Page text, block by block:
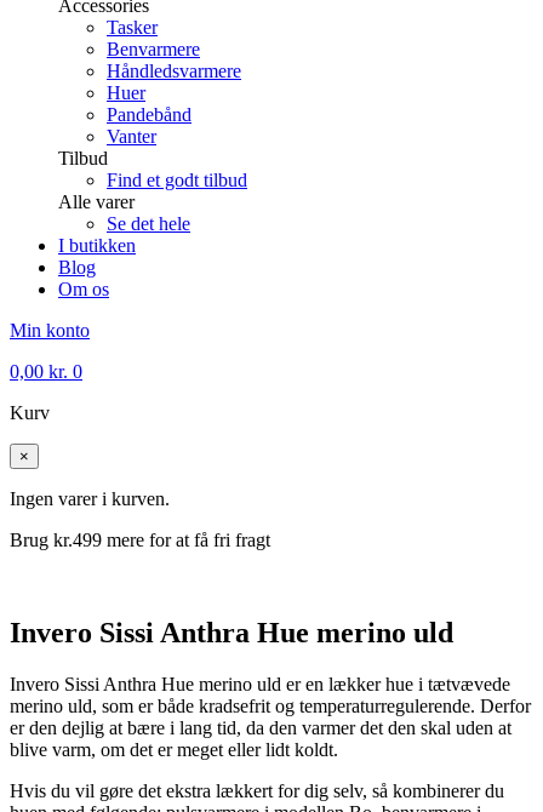
Accessories
Tasker
Benvarmere
Håndledsvarmere
Huer
Pandebånd
Vanter
Tilbud
Find et godt tilbud
Alle varer
Se det hele
I butikken
Blog
Om os
Min konto
0,00 kr. 0
Kurv
×
Ingen varer i kurven.
Brug kr.499 mere for at få fri fragt
Invero Sissi Anthra Hue merino uld
Invero Sissi Anthra Hue merino uld er en lækker hue i tætvævede
merino uld, som er både kradsefrit og temperaturregulerende. Derfor
er den dejlig at bære i lang tid, da den varmer det den skal uden at
blive varm, om det er meget eller lidt koldt.
Hvis du vil gøre det ekstra lækkert for dig selv, så kombinerer du